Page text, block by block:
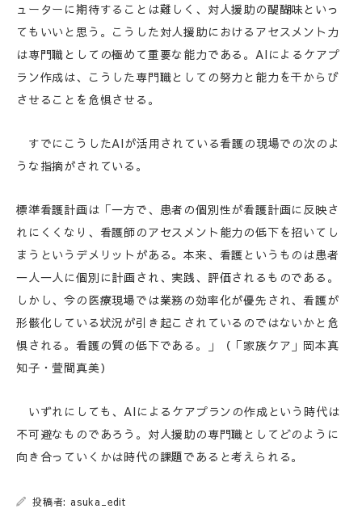
ューターに期待することは難しく、対人援助の醍醐味といっ
てもいいと思う。こうした対人援助におけるアセスメント力
は専門職としての極めて重要な能力である。AIによるケアプ
ラン作成は、こうした専門職としての努力と能力を干からび
させることを危惧させる。
すでにこうしたAIが活用されている看護の現場での次のよ
うな指摘がされている。
標準看護計画は「一方で、患者の個別性が看護計画に反映さ
れにくくなり、看護師のアセスメント能力の低下を招いてし
まうというデメリットがある。本来、看護というものは患者
一人一人に個別に計画され、実践、評価されるものである。
しかし、今の医療現場では業務の効率化が優先され、看護が
形骸化している状況が引き起こされているのではないかと危
惧される。看護の質の低下である。」（「家族ケア」岡本真
知子・萱間真美）
いずれにしても、AIによるケアプランの作成という時代は
不可避なものであろう。対人援助の専門職としてどのように
向き合っていくかは時代の課題であると考えられる。
投稿者: asuka_edit